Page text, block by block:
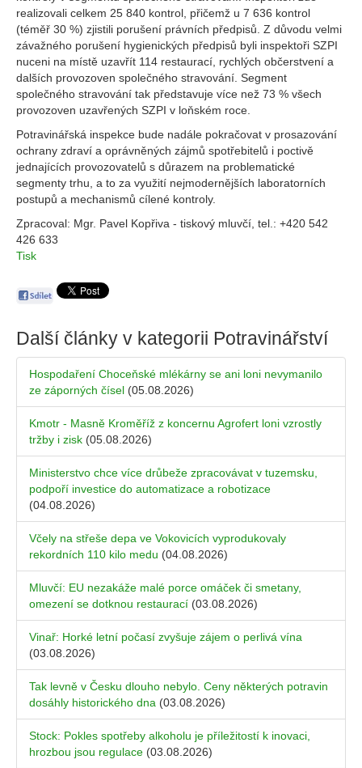
realizovali celkem 25 840 kontrol, přičemž u 7 636 kontrol
(téměř 30 %) zjistili porušení právních předpisů. Z důvodu velmi
závažného porušení hygienických předpisů byli inspektoři SZPI
nuceni na místě uzavřít 114 restaurací, rychlých občerstvení a
dalších provozoven společného stravování. Segment
společného stravování tak představuje více než 73 % všech
provozoven uzavřených SZPI v loňském roce.
Potravinářská inspekce bude nadále pokračovat v prosazování
ochrany zdraví a oprávněných zájmů spotřebitelů i poctivě
jednajících provozovatelů s důrazem na problematické
segmenty trhu, a to za využití nejmodernějších laboratorních
postupů a mechanismů cílené kontroly.
Zpracoval: Mgr. Pavel Kopřiva - tiskový mluvčí, tel.: +420 542
426 633
Tisk
Další články v kategorii Potravinářství
Hospodaření Choceňské mlékárny se ani loni nevymanilo
ze záporných čísel (05.08.2026)
Kmotr - Masně Kroměříž z koncernu Agrofert loni vzrostly
tržby i zisk (05.08.2026)
Ministerstvo chce více drůbeže zpracovávat v tuzemsku,
podpoří investice do automatizace a robotizace
(04.08.2026)
Včely na střeše depa ve Vokovicích vyprodukovaly
rekordních 110 kilo medu (04.08.2026)
Mluvčí: EU nezakáže malé porce omáček či smetany,
omezení se dotknou restaurací (03.08.2026)
Vinař: Horké letní počasí zvyšuje zájem o perlivá vína
(03.08.2026)
Tak levně v Česku dlouho nebylo. Ceny některých potravin
dosáhly historického dna (03.08.2026)
Stock: Pokles spotřeby alkoholu je příležitostí k inovaci,
hrozbou jsou regulace (03.08.2026)